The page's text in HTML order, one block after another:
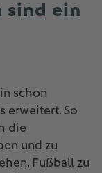
sind ein
schon
erweitert. So
die
und zu
Fußball zu